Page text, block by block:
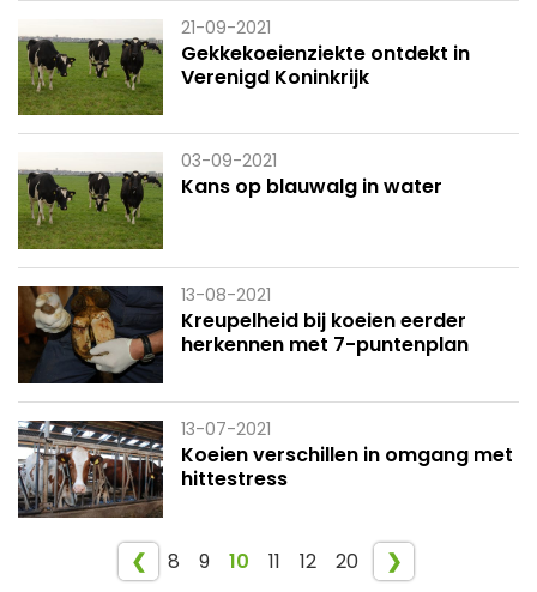
21-09-2021
Gekkekoeienziekte ontdekt in
Verenigd Koninkrijk
03-09-2021
Kans op blauwalg in water
13-08-2021
Kreupelheid bij koeien eerder
herkennen met 7-puntenplan
13-07-2021
Koeien verschillen in omgang met
hittestress
❮ 8 9 10 11 12 20 ❯